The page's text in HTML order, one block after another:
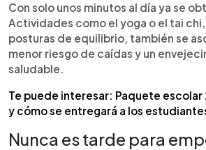
Con solo unos minutos al día ya se
Actividades como el yoga o el tai
posturas de equilibrio, también se
menor riesgo de caídas y un
saludable.
Te puede interesar: Paquete escolar
y cómo se entregará a los
Nunca es tarde para